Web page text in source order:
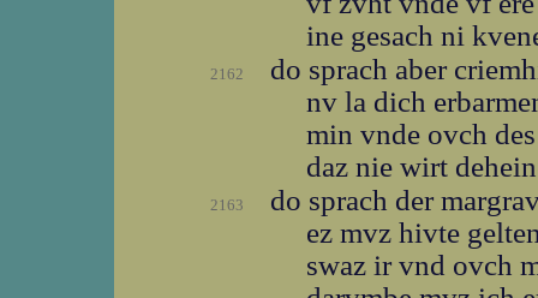
ine gesach ni
2162
do sprach aber
nv la dich
min vnde ovch
daz nie wirt
2163
do sprach der
ez mvz hivte
swaz ir vnd ovch